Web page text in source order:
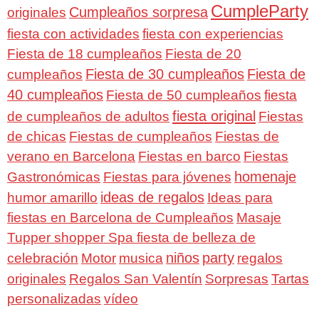
originales Cumpleaños sorpresa CumpleParty
fiesta con actividades fiesta con experiencias
Fiesta de 18 cumpleaños Fiesta de 20
cumpleaños Fiesta de 30 cumpleaños Fiesta de
40 cumpleaños Fiesta de 50 cumpleaños fiesta
de cumpleaños de adultos fiesta original Fiestas
de chicas Fiestas de cumpleaños Fiestas de
verano en Barcelona Fiestas en barco Fiestas
Gastronómicas Fiestas para jóvenes homenaje
humor amarillo ideas de regalos Ideas para
fiestas en Barcelona de Cumpleaños Masaje
Tupper shopper Spa fiesta de belleza de
celebración Motor musica niños party regalos
originales Regalos San Valentín Sorpresas Tartas
personalizadas vídeo